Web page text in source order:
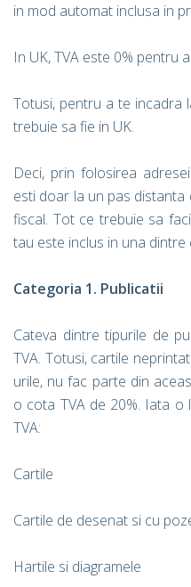
in mod automat inclusa in
In UK, TVA este 0% pentru
Totusi, pentru a te incadra
trebuie sa fie in UK.
Deci, prin folosirea
esti doar la un pas
fiscal. Tot ce trebuie sa
tau este inclus in una dintre
Categoria 1. Publicatii
Cateva dintre tipurile de
TVA. Totusi, cartile
urile, nu fac parte din
o cota TVA de 20%. Iata o
TVA:
Cartile
Cartile de desenat si cu
Hartile si diagramele